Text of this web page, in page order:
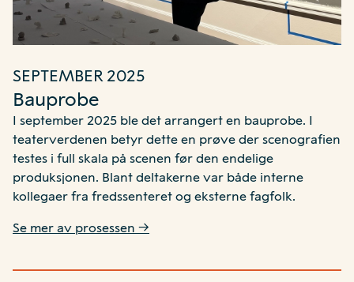
SEPTEMBER 2025
Bauprobe
I september 2025 ble det arrangert en bauprobe. I
teaterverdenen betyr dette en prøve der scenografien
testes i full skala på scenen før den endelige
produksjonen. Blant deltakerne var både interne
kollegaer fra fredssenteret og eksterne fagfolk.
Se mer av prosessen →